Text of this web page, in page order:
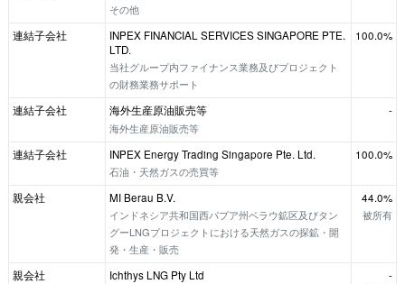
その他
連結子会社
INPEX FINANCIAL SERVICES SINGAPORE PTE.
LTD.
当社グループ内ファイナンス業務及びプロジェクト
の財務業務サポート
100.0%
連結子会社
海外生産原油販売等
海外生産原油販売等
-
連結子会社
INPEX Energy Trading Singapore Pte. Ltd.
石油・天然ガスの売買等
100.0%
親会社
MI Berau B.V.
インドネシア共和国西パプア州ベラウ鉱区及びタン
グーLNGプロジェクトにおける天然ガスの探鉱・開
発・生産・販売
44.0%
被所有
親会社
Ichthys LNG Pty Ltd
-